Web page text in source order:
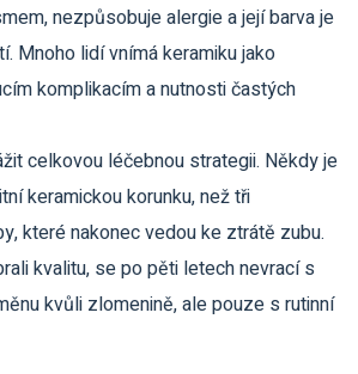
nezpůsobuje alergie a její barva je
Mnoho lidí vnímá keramiku jako
komplikacím a nutnosti častých
celkovou léčebnou strategii. Někdy je
keramickou korunku, než tři
které nakonec vedou ke ztrátě zubu.
kvalitu, se po pěti letech nevrací s
kvůli zlomenině, ale pouze s rutinní